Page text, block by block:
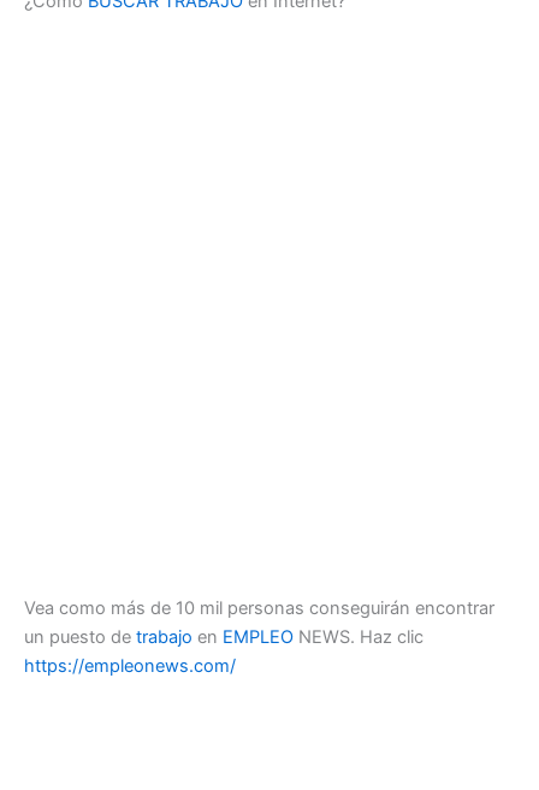
Vea como más de 10 mil personas conseguirán encontrar
un puesto de trabajo en EMPLEO NEWS. Haz clic
https://empleonews.com/